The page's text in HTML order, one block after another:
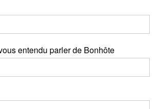
entendu parler de Bonhôte